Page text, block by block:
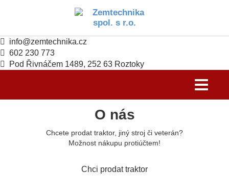
info@zemtechnika.cz
602 230 773
Pod Řivnáčem 1489, 252 63 Roztoky
Toggle
O nás
Chcete prodat traktor, jiný stroj či veterán?
Možnost nákupu protiúčtem!
Chci prodat traktor